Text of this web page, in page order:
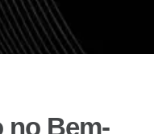
no Bem-